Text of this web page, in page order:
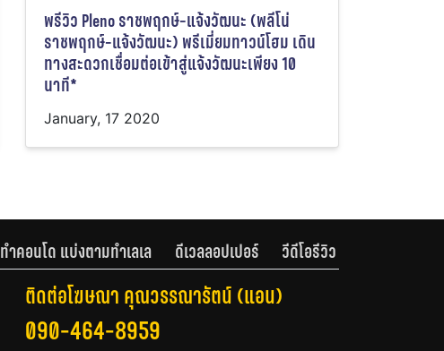
พรีวิว Pleno ราชพฤกษ์-แจ้งวัฒนะ (พลีโน่
ราชพฤกษ์-แจ้งวัฒนะ) พรีเมี่ยมทาวน์โฮม เดิน
ทางสะดวกเชื่อมต่อเข้าสู่แจ้งวัฒนะเพียง 10
นาที*
January, 17 2020
ทำคอนโด แบ่งตามทำเลเล ดีเวลลอปเปอร์ วีดีโอรีวิว
ติดต่อโฆษณา คุณวรรณารัตน์ (แอน)
090-464-8959